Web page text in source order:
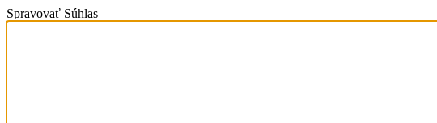
Spravovať Súhlas